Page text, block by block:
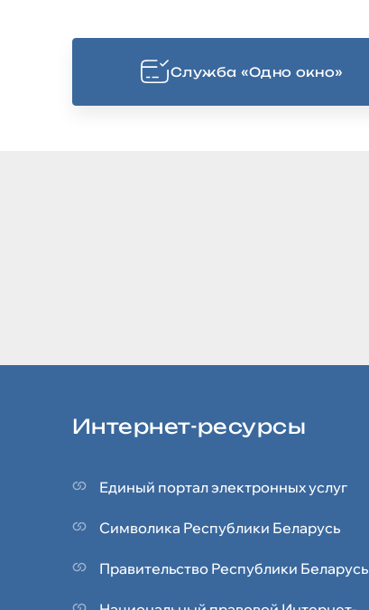
Cлужба «Одно окно»
Интернет-ресурсы
Единый портал электронных услуг
Символика Реcпублики Беларусь
Правительство Республики Беларусь